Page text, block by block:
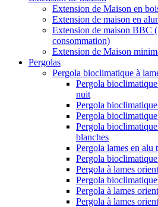
Extension de Maison en
Extension de maison en
Extension de maison BBC
consommation)
Extension de Maison
Pergolas
Pergola bioclimatique à
Pergola
nuit
Pergola
Pergola
Pergola
blanches
Pergola lames en alu
Pergola
Pergola à lames
Pergola
Pergola à lames
Pergola à lames